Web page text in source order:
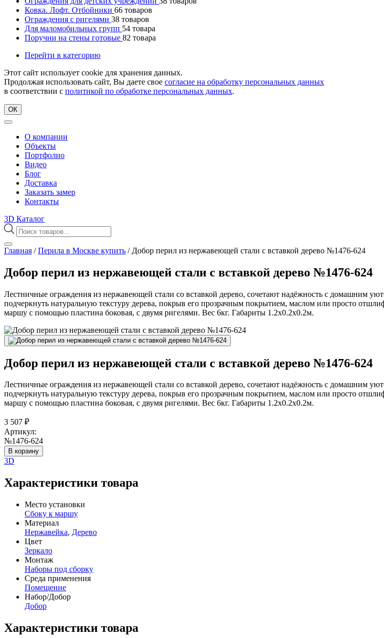
Ковка. Лофт. Отбойники 66 товаров
Ограждения с ригелями 38 товаров
Для маломобильных групп 54 товара
Поручни на стены готовые 82 товара
Перейти в категорию
Этот сайт использует cookie для хранения данных.
Продолжая использовать сайт, Вы даете свое согласие на обработку персональных данных
в соответствии с политикой по обработке персональных данных.
ОК
О компании
Объекты
Портфолио
Видео
Блог
Доставка
Заказать замер
Контакты
3D Каталог
Поиск
товаров
Главная /Перила в Москве купить / Добор перил из нержавеющей стали с вставкой дерево №1476-624
Добор перил из нержавеющей стали с вставкой дерево №1476-624
Лестничные ограждения из нержавеющей стали со вставкой дерево, сочетают надёжность с домашним
подчеркнуть натуральную текстуру дерева, покрыв его прозрачным покрытием, маслом или просто
маршу с помощью пластина боковая, с двумя ригелями. Вес 6кг. Габариты 1.2х0.2х0.2м.
Добор перил из нержавеющей стали с вставкой дерево №1476-624
Лестничные ограждения из нержавеющей стали со вставкой дерево, сочетают надёжность с домашним
подчеркнуть натуральную текстуру дерева, покрыв его прозрачным покрытием, маслом или просто
маршу с помощью пластина боковая, с двумя ригелями. Вес 6кг. Габариты 1.2х0.2х0.2м.
3 507 ₽
Артикул:
№1476-624
В корзину
3D
Характеристики товара
Место установки
Сбоку к маршу
Материал
Нержавейка, Дерево
Цвет
Зеркало
Монтаж
Наборы под сборку
Среда применения
Помещение
Набор/Добор
Добор
Характеристики товара